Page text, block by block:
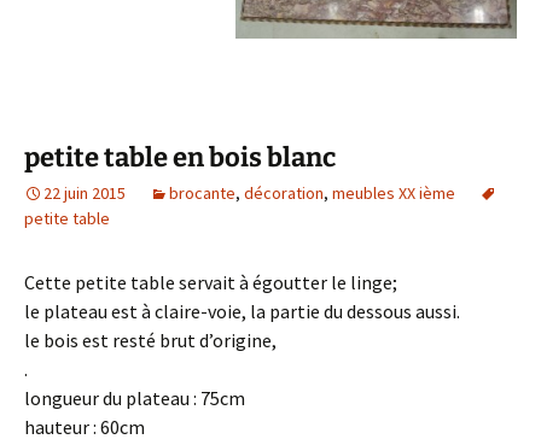
petite table en bois blanc
22 juin 2015 brocante, décoration, meubles XX ième
petite table
Cette petite table servait à égoutter le linge;
le plateau est à claire-voie, la partie du dessous aussi.
le bois est resté brut d’origine,
.
longueur du plateau : 75cm
hauteur : 60cm